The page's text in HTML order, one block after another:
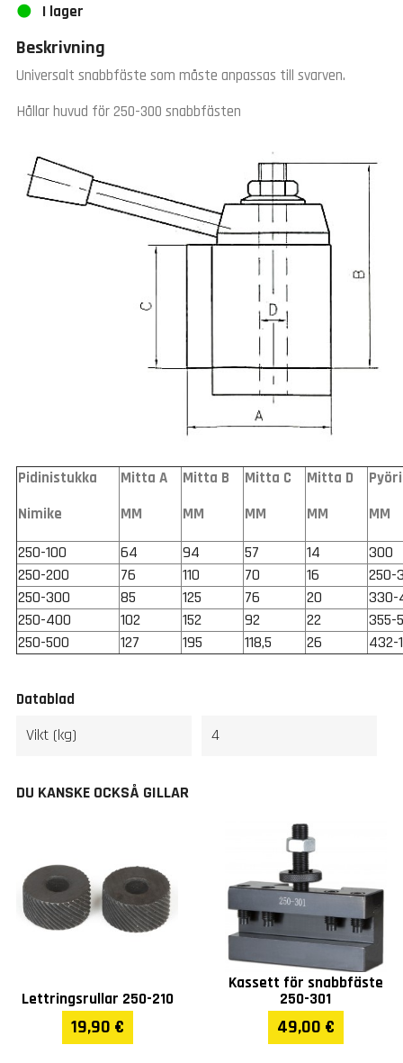
I lager
Beskrivning
Universalt snabbfäste som måste anpassas till svarven.
Hållar huvud för 250-300 snabbfästen
Pidinistukka
Nimike
Mitta A
MM
Mitta B
MM
Mitta C
MM
Mitta D
MM
MM
250-100 64 94 57 14
300
250-200
76 110 70 16
250-
250-300
85 125 76 20
330-
250-400
102 152 92 22
355-
250-500
127 195 118,5 26 432-
Datablad
Vikt (kg) 4
DU KANSKE OCKSÅ GILLAR
Lettringsrullar 250-210
19,90 €
Kassett för snabbfäste
250-301
49,00 €